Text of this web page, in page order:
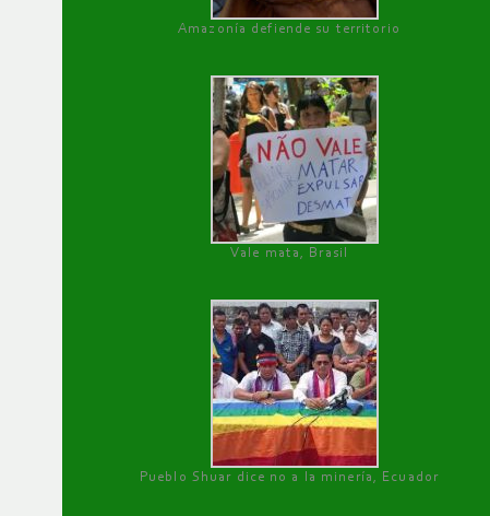
Amazonía defiende su territorio
Vale mata, Brasil
Pueblo Shuar dice no a la minería, Ecuador